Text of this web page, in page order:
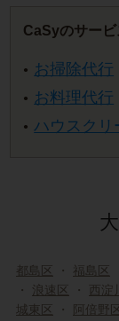
CaSyのサービ
お掃除代行
お料理代行
ハウスクリ
都島区 ・ 福島区
・ 浪速区 ・ 西淀
城東区
・ 阿倍野区